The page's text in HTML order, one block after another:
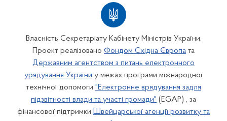
Власність Секретаріату Кабінету Міністрів України.
Проект реалізовано Фондом Східна Європа та
Державним агентством з питань електронного
урядування України у межах програми міжнародної
технічної допомоги "Електронне врядування задля
підзвітності влади та участі громади" (EGAP) , за
фінансової підтримки Швейцарської агенції розвитку та